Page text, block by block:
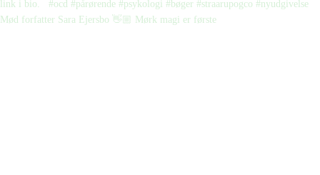
Mød forfatter Sara Ejersbo 👋🏼 Mørk magi er første